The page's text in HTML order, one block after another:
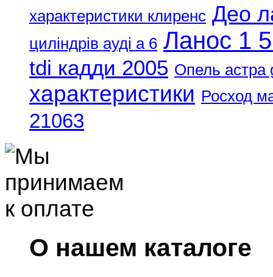
характеристики клиренс Део
циліндрів ауді а 6 Ланос 1
tdi кадди 2005 Опель астра
характеристики Росход
21063
О нашем каталоге